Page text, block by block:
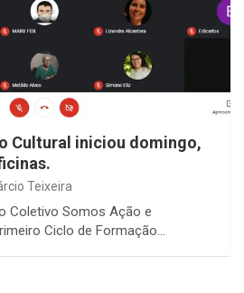
Cultural iniciou domingo,
Teixeira
Coletivo Somos Ação e
Ciclo de Formação…